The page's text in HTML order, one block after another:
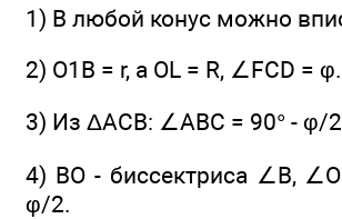
1) В любой конус можно
2) O1В = r, a OL = R, ∠FCD = φ.
3) Из ΔACB: ∠ABC = 90° - φ/
4) ВО - биссектриса ∠B,
φ/2.